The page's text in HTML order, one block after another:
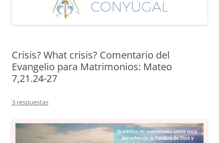
Crisis? What crisis? Comentario del
Evangelio para Matrimonios: Mateo
7,21.24-27
3 respuestas